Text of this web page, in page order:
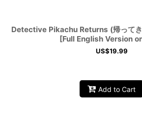
Detective Pikachu Returns (帰って
[Full English Version
US$19.99
Add to Cart